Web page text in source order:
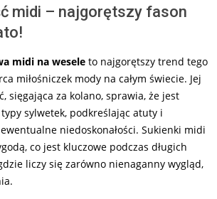
midi – najgorętszy fason
midi na wesele to najgorętszy trend tego
miłośniczek mody na całym świecie. Jej
sięgająca za kolano, sprawia, że jest
sylwetek, podkreślając atuty i
niedoskonałości. Sukienki midi
co jest kluczowe podczas długich
liczy się zarówno nienaganny wygląd,